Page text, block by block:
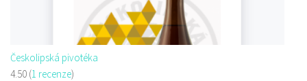
Českolipská pivotéka
4.50 (1 recenze)